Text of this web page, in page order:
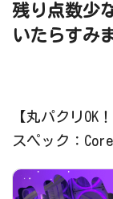
残り点数少
いたらすみ
【丸パクリOK
スペック：